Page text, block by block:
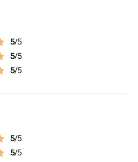
5/5
5/5
5/5
5/5
5/5